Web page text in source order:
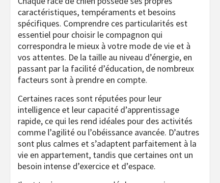
caractéristiques, tempéraments et besoins
spécifiques. Comprendre ces particularités est
essentiel pour choisir le compagnon qui
correspondra le mieux à votre mode de vie et à
vos attentes. De la taille au niveau d’énergie, en
passant par la facilité d’éducation, de nombreux
facteurs sont à prendre en compte.
Certaines races sont réputées pour leur
intelligence et leur capacité d’apprentissage
rapide, ce qui les rend idéales pour des activités
comme l’agilité ou l’obéissance avancée. D’autres
sont plus calmes et s’adaptent parfaitement à la
vie en appartement, tandis que certaines ont un
besoin intense d’exercice et d’espace.